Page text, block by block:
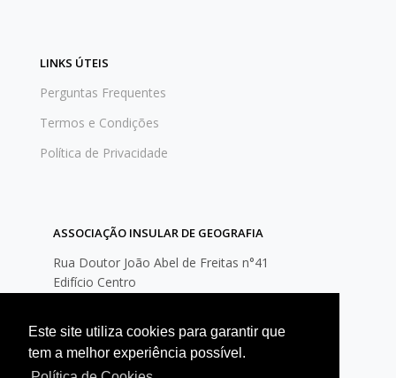
Este site utiliza cookies para garantir que
tem a melhor experiência possível.
LINKS ÚTEIS
Perguntas Frequentes
Termos e Condições
Política de Privacidade
ASSOCIAÇÃO INSULAR DE GEOGRAFIA
Rua Doutor João Abel de Freitas n°41
Edifício Centro
(+351) 291 944 757
geral@aigmadeira.pt